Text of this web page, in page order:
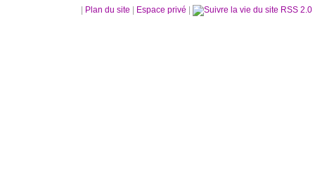
Plan du site Espace privé RSS 2.0